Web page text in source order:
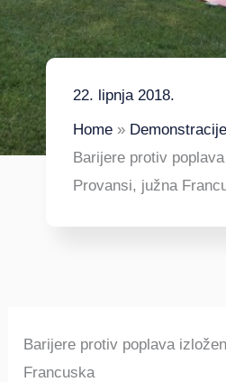
22. lipnja 2018.
Home
Demonstracije
Barijere protiv
Provansi, južna
Barijere protiv poplava
Francuska